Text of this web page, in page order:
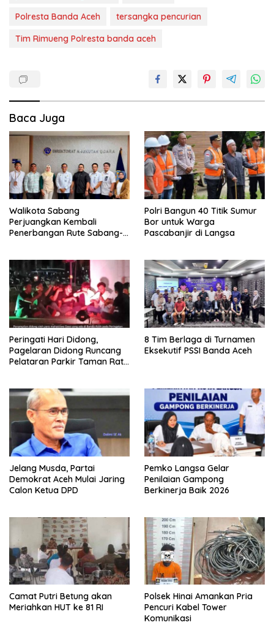
Polresta Banda Aceh
tersangka pencurian
Tim Rimueng Polresta banda aceh
Baca Juga
Walikota Sabang
Perjuangkan Kembali
Penerbangan Rute Sabang-
Polri Bangun 40 Titik Sumur
Bor untuk Warga
Pascabanjir di Langsa
Peringati Hari Didong,
Pagelaran Didong Runcang
Pelataran Parkir Taman Ratu
8 Tim Berlaga di Turnamen
Eksekutif PSSI Banda Aceh
Jelang Musda, Partai
Demokrat Aceh Mulai Jaring
Calon Ketua DPD
Pemko Langsa Gelar
Penilaian Gampong
Berkinerja Baik 2026
Camat Putri Betung akan
Meriahkan HUT ke 81 RI
Polsek Hinai Amankan Pria
Pencuri Kabel Tower
Komunikasi